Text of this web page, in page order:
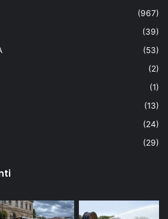
(967)
(39)
(53)
(2)
(1)
(13)
(24)
(29)